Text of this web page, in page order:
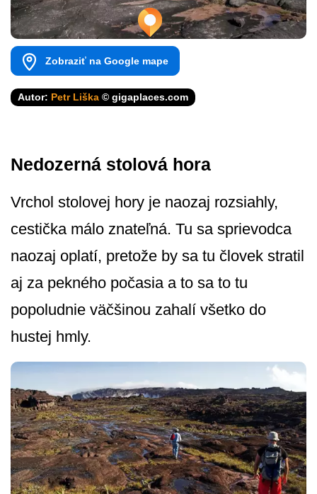
Zobraziť na Google mape
Autor: Petr Liška © gigaplaces.com
Nedozerná stolová hora
Vrchol stolovej hory je naozaj rozsiahly,
cestička málo znateľná. Tu sa sprievodca
naozaj oplatí, pretože by sa tu človek stratil
aj za pekného počasia a to sa to tu
popoludnie väčšinou zahalí všetko do
hustej hmly.